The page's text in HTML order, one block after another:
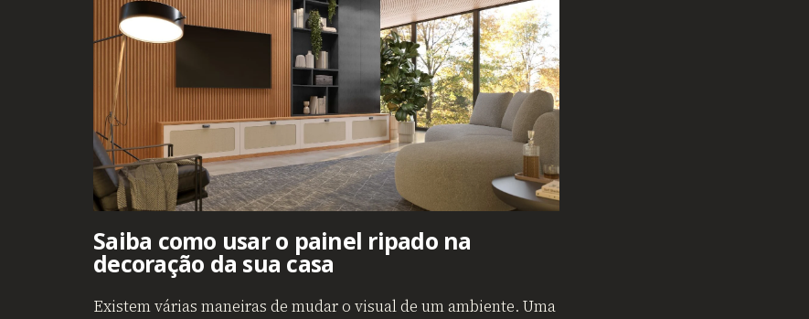
Saiba como usar o painel ripado na
decoração da sua casa
Existem várias maneiras de mudar o visual de um ambiente. Uma